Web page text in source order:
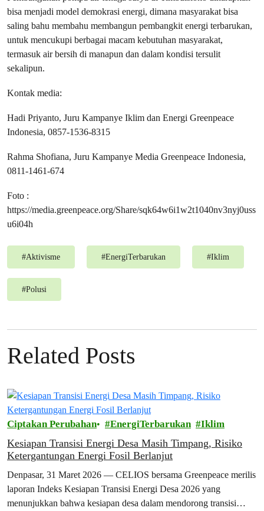
bisa menjadi model demokrasi energi, dimana masyarakat bisa
saling bahu membahu membangun pembangkit energi terbarukan,
untuk mencukupi berbagai macam kebutuhan masyarakat,
termasuk air bersih di manapun dan dalam kondisi tersulit
sekalipun.
Kontak media:
Hadi Priyanto, Juru Kampanye Iklim dan Energi Greenpeace
Indonesia, 0857-1536-8315
Rahma Shofiana, Juru Kampanye Media Greenpeace Indonesia,
0811-1461-674
Foto :
https://media.greenpeace.org/Share/sqk64w6i1w2t1040nv3nyj0uss
u6i04h
#Aktivisme #EnergiTerbarukan #Iklim
#Polusi
Related Posts
Ciptakan Perubahan EnergiTerbarukan Iklim
Kesiapan Transisi Energi Desa Masih Timpang, Risiko
Ketergantungan Energi Fosil Berlanjut
Denpasar, 31 Maret 2026 — CELIOS bersama Greenpeace merilis
laporan Indeks Kesiapan Transisi Energi Desa 2026 yang
menunjukkan bahwa kesiapan desa dalam mendorong transisi